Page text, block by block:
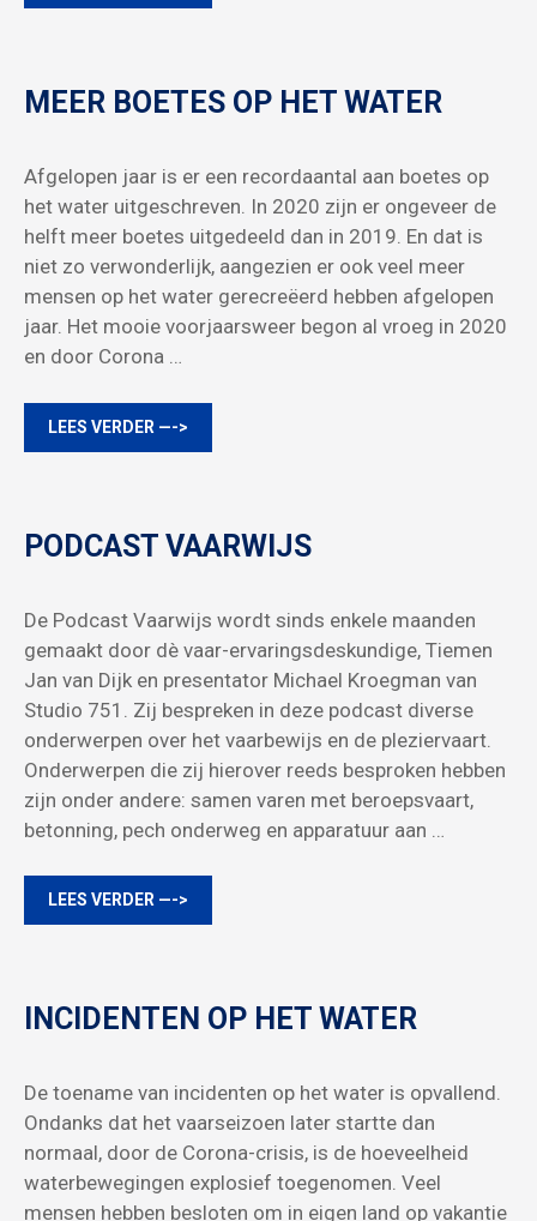
MEER BOETES OP HET WATER
Afgelopen jaar is er een recordaantal aan boetes op
het water uitgeschreven. In 2020 zijn er ongeveer de
helft meer boetes uitgedeeld dan in 2019. En dat is
niet zo verwonderlijk, aangezien er ook veel meer
mensen op het water gerecreëerd hebben afgelopen
jaar. Het mooie voorjaarsweer begon al vroeg in 2020
en door Corona …
LEES VERDER —->
PODCAST VAARWIJS
De Podcast Vaarwijs wordt sinds enkele maanden
gemaakt door dè vaar-ervaringsdeskundige, Tiemen
Jan van Dijk en presentator Michael Kroegman van
Studio 751. Zij bespreken in deze podcast diverse
onderwerpen over het vaarbewijs en de pleziervaart.
Onderwerpen die zij hierover reeds besproken hebben
zijn onder andere: samen varen met beroepsvaart,
betonning, pech onderweg en apparatuur aan …
LEES VERDER —->
INCIDENTEN OP HET WATER
De toename van incidenten op het water is opvallend.
Ondanks dat het vaarseizoen later startte dan
normaal, door de Corona-crisis, is de hoeveelheid
waterbewegingen explosief toegenomen. Veel
mensen hebben besloten om in eigen land op vakantie